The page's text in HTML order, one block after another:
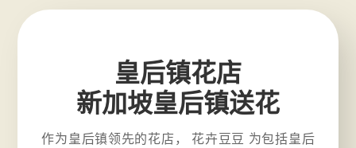
皇后镇花店
新加坡皇后镇送花
作为皇后镇领先的花店， 花卉豆豆 为包括皇后